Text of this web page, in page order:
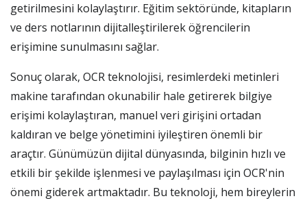
getirilmesini kolaylaştırır. Eğitim sektöründe, kitapların
ve ders notlarının dijitalleştirilerek öğrencilerin
erişimine sunulmasını sağlar.
Sonuç olarak, OCR teknolojisi, resimlerdeki metinleri
makine tarafından okunabilir hale getirerek bilgiye
erişimi kolaylaştıran, manuel veri girişini ortadan
kaldıran ve belge yönetimini iyileştiren önemli bir
araçtır. Günümüzün dijital dünyasında, bilginin hızlı ve
etkili bir şekilde işlenmesi ve paylaşılması için OCR'nin
önemi giderek artmaktadır. Bu teknoloji, hem bireylerin